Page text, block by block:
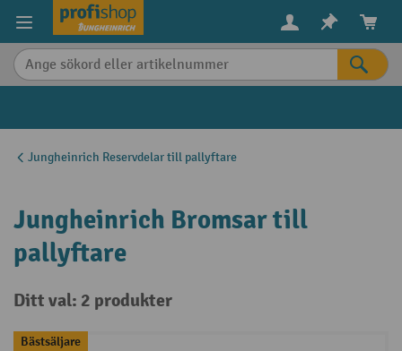
Jungheinrich Reservdelar till pallyftare
Jungheinrich Bromsar till
pallyftare
Ditt val: 2 produkter
Bästsäljare